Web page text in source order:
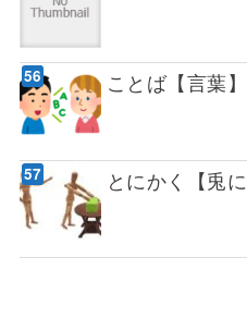
ことば【言葉
とにかく【兎